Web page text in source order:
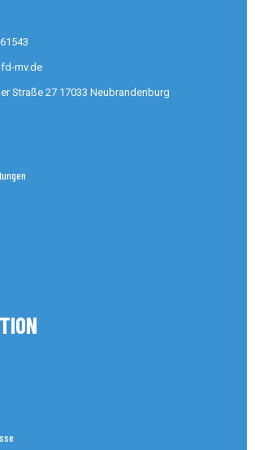
mv.de
Straße 27 17033 Neubrandenburg